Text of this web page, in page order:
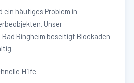
ein häufiges Problem in
Unser
Ringheim beseitigt Blockaden
Hilfe